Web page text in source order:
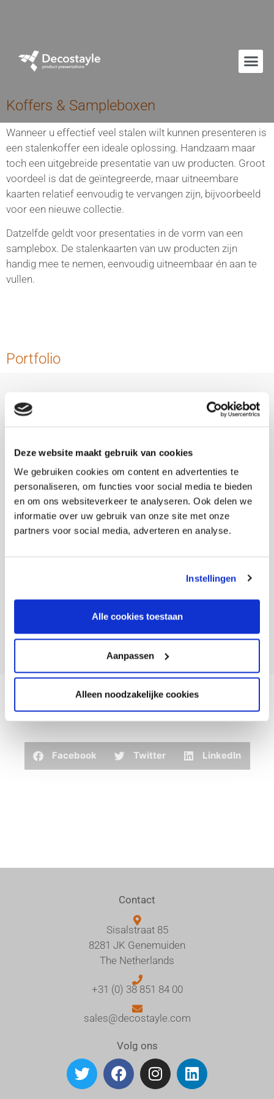
Deze website maakt gebruik van cookies
We gebruiken cookies om content en advertenties te
personaliseren, om functies voor social media te bieden
en om ons websiteverkeer te analyseren. Ook delen we
informatie over uw gebruik van onze site met onze
partners voor social media, adverteren en analyse.
Instellingen
Alle cookies toestaan
Aanpassen
Alleen noodzakelijke cookies
Koffers & Sampleboxen
Wanneer u effectief veel stalen wilt kunnen presenteren is
een stalenkoffer een ideale oplossing. Handzaam maar
toch een uitgebreide presentatie van uw producten. Groot
voordeel is dat de geïntegreerde, maar uitneembare
kaarten relatief eenvoudig te vervangen zijn, bijvoorbeeld
voor een nieuwe collectie.
Datzelfde geldt voor presentaties in de vorm van een
samplebox. De stalenkaarten van uw producten zijn
handig mee te nemen, eenvoudig uitneembaar én aan te
vullen.
Portfolio
Facebook Twitter LinkedIn
Contact
Sisalstraat 85
8281 JK Genemuiden
The Netherlands
+31 (0) 38 851 84 00
sales@decostayle.com
Volg ons